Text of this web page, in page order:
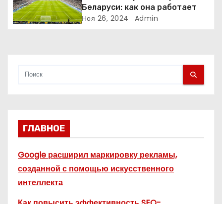
с
Беларуси: как она работает
Ноя 26, 2024 Admin
ГЛАВНОЕ
Google расширил маркировку рекламы,
созданной с помощью искусственного
интеллекта